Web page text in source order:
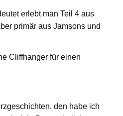
erlebt man Teil 4 aus
primär aus Jamsons und
Cliffhanger für einen
den habe ich